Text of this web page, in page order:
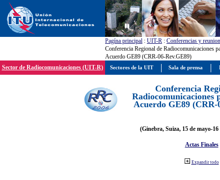
Pagína principal : UIT-R : Conferencias y
Conferencia Regional de Radiocomunicaciones
Acuerdo GE89 (CRR-06-Rev.GE89)
Sector de Radiocomunicaciones (UIT-R)
Conferencia
Radiocomunicaciones
Acuerdo GE89 (CRR-
(Ginebra, Suiza, 15 de mayo-
Actas Finales
Expandir todo
Sectores de la UIT Sala de prensa